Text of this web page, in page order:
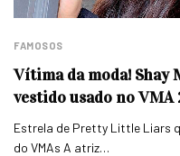
FAMOSOS
Vítima da moda!
vestido usado no VMA
Estrela de Pretty Little Liars
do VMAs A atriz…